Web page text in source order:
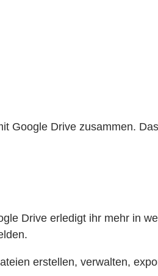
Google Drive zusammen.
Drive erledigt ihr mehr in
erstellen, verwalten,